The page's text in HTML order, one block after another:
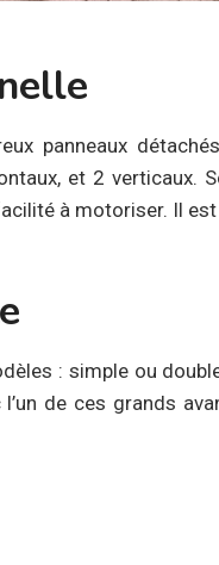
panneaux
et 2 verticaux.
à motoriser. Il
: simple ou
de ces grands